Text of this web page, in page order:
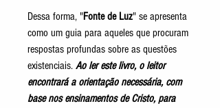
Dessa forma, "Fonte de Luz" se apresenta
como um guia para aqueles que procuram
respostas profundas sobre as questões
existenciais. Ao ler este livro, o leitor
encontrará a orientação necessária, com
base nos ensinamentos de Cristo, para